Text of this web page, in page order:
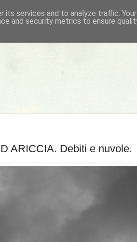
ARICCIA. Debiti e nuvole.
services and to analyze traffic.
and security metrics to ensure